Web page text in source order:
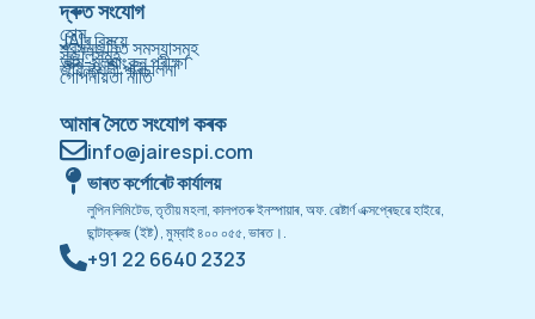
দ্ৰুত সংযোগ
হোম
JAIৰ বিষয়ে
শ্বসনজনিত সমস্যাসমূহ
সঁজুলিসমূহ
আত্ম-মূল্যাংকন পৰীক্ষা
জীৱনশৈলী পৰিচালনা
গোপনীয়তা নীতি
আমাৰ সৈতে সংযোগ কৰক
info@jairespi.com
ভাৰত কৰ্পোৰেট কাৰ্যালয়
লুপিন লিমিটেড, তৃতীয় মহলা, কালপতৰু ইনস্পায়াৰ, অফ. ৱেষ্টাৰ্ণ এক্সপ্ৰেছৱে হাইৱে,
ছান্টাক্ৰুজ (ইষ্ট), মুম্বাই ৪০০ ০৫৫, ভাৰত।.
+91 22 6640 2323